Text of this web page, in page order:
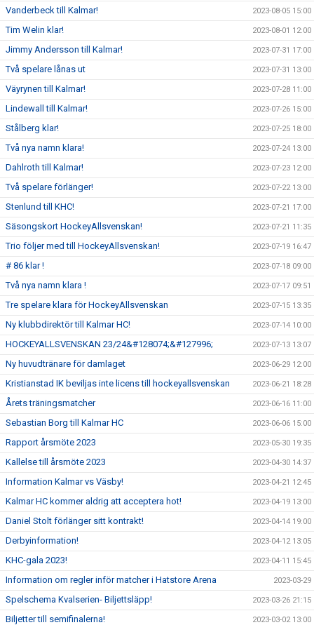
Vanderbeck till Kalmar! 2023-08-05 15:00
Tim Welin klar! 2023-08-01 12:00
Jimmy Andersson till Kalmar! 2023-07-31 17:00
Två spelare lånas ut 2023-07-31 13:00
Väyrynen till Kalmar! 2023-07-28 11:00
Lindewall till Kalmar! 2023-07-26 15:00
Stålberg klar! 2023-07-25 18:00
Två nya namn klara! 2023-07-24 13:00
Dahlroth till Kalmar! 2023-07-23 12:00
Två spelare förlänger! 2023-07-22 13:00
Stenlund till KHC! 2023-07-21 17:00
Säsongskort HockeyAllsvenskan! 2023-07-21 11:35
Trio följer med till HockeyAllsvenskan! 2023-07-19 16:47
# 86 klar ! 2023-07-18 09:00
Två nya namn klara ! 2023-07-17 09:51
Tre spelare klara för HockeyAllsvenskan 2023-07-15 13:35
Ny klubbdirektör till Kalmar HC! 2023-07-14 10:00
HOCKEYALLSVENSKAN 23/24&#128074;&#127996; 2023-07-13 13:07
Ny huvudtränare för damlaget 2023-06-29 12:00
Kristianstad IK beviljas inte licens till hockeyallsvenskan 2023-06-21 18:28
Årets träningsmatcher 2023-06-16 11:00
Sebastian Borg till Kalmar HC 2023-06-06 15:00
Rapport årsmöte 2023 2023-05-30 19:35
Kallelse till årsmöte 2023 2023-04-30 14:37
Information Kalmar vs Väsby! 2023-04-21 12:45
Kalmar HC kommer aldrig att acceptera hot! 2023-04-19 13:00
Daniel Stolt förlänger sitt kontrakt! 2023-04-14 19:00
Derbyinformation! 2023-04-12 13:05
KHC-gala 2023! 2023-04-11 15:45
Information om regler inför matcher i Hatstore Arena 2023-03-29
Spelschema Kvalserien- Biljettsläpp! 2023-03-26 21:15
Biljetter till semifinalerna! 2023-03-02 13:00